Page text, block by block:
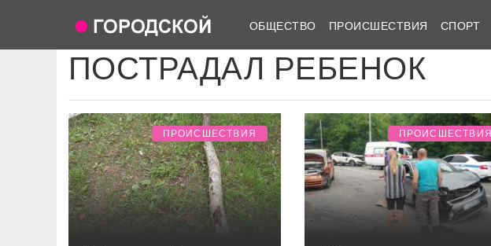
ОБЩЕСТВО ПРОИСШЕСТВИЯ СПОРТ
ПОСТРАДАЛ РЕБЕНОК
ПРОИСШЕСТВИЯ ПРОИСШЕСТВИЯ